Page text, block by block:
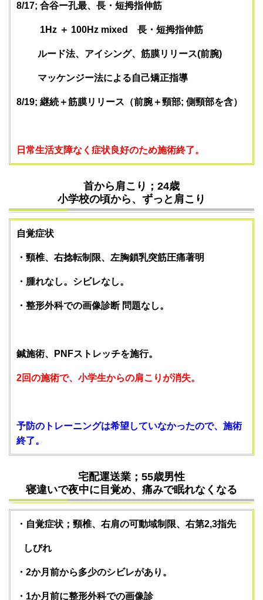
8/17; 合谷ー孔最、長・短拇指伸筋
1Hz ＋ 100Hz mixed 長・短拇指伸筋
ルード法、アイシング、筋膜リリース(前腕)
マッケンジー法による自己矯正指導
8/19; 継続＋筋膜リリース（前腕＋頸部; 側頸部を含）
日常生活支障なく症状良好のため施術終了。
首から肩こり；24歳
小学校の頃から、ずっと肩こり
自覚症状
・頸椎、右捻転制限、左胸鎖乳突筋圧痛著明
・腫れなし。 シビレなし。
・整形外科での画像診断 問題なし。
鍼施術、PNFストレッチを施行。
2回の施術で、小学生からの肩こりが消失。
予防のトレーニングは希望していなかったので、施術
終了。
宅配運送業；55歳男性
寝違いで夜中に目覚め、痛みで眠れなくなる
・自覚症状；頸椎、右肩の可動域制限、右第2,3指先
しびれ
・2か月前から多少のシビレがあり。
・1か月前に整形外科での画像診